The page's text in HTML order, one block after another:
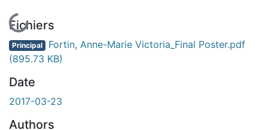
En cours de chargement...
Fichiers
Principal Fortin, Anne-Marie Victoria_Final Poster.pdf
(895.73 KB)
Date
2017-03-23
Authors